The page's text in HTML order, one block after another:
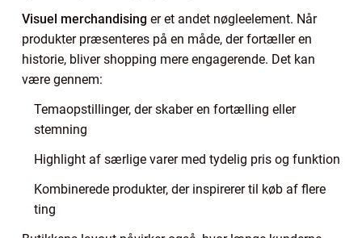
Visuel merchandising er et andet nøgleelement. Når
produkter præsenteres på en måde, der fortæller en
historie, bliver shopping mere engagerende. Det kan
være gennem:
Temaopstillinger, der skaber en fortælling eller
stemning
Highlight af særlige varer med tydelig pris og funktion
Kombinerede produkter, der inspirerer til køb af flere
ting